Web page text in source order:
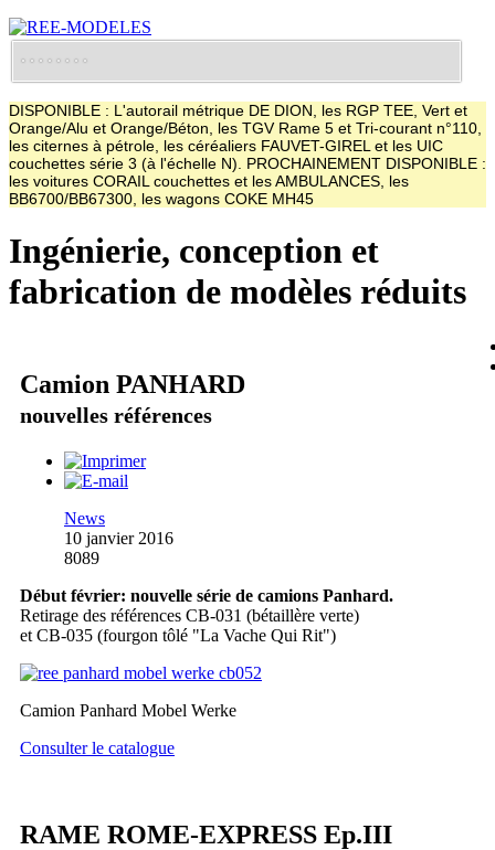
DISPONIBLE : L'autorail métrique DE DION, les RGP TEE, Vert et
Orange/Alu et Orange/Béton, les TGV Rame 5 et Tri-courant n°110,
les citernes à pétrole, les céréaliers FAUVET-GIREL et les UIC
couchettes série 3 (à l'échelle N). PROCHAINEMENT DISPONIBLE :
les voitures CORAIL couchettes et les AMBULANCES, les
BB6700/BB67300, les wagons COKE MH45
Ingénierie, conception et
fabrication de modèles réduits
Camion PANHARD
nouvelles références
News
10 janvier 2016
8089
Début février: nouvelle série de camions Panhard.
Retirage des références CB-031 (bétaillère verte)
et CB-035 (fourgon tôlé "La Vache Qui Rit")
Camion Panhard Mobel Werke
Consulter le catalogue
RAME ROME-EXPRESS Ep.III